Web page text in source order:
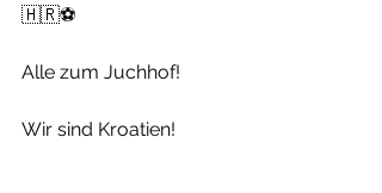
🇭🇷⚽
Alle zum Juchhof!
Wir sind Kroatien!